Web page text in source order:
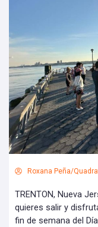
Roxana Peña/
TRENTON, Nueva
quieres salir y
fin de semana del